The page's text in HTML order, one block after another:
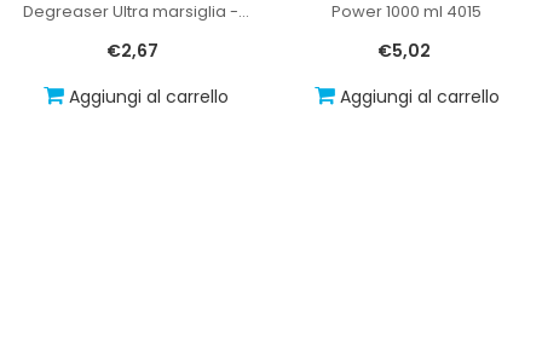
Degreaser Ultra marsiglia -…
€2,67
Aggiungi al carrello
Power 1000 ml 4015
€5,02
Aggiungi al carrello